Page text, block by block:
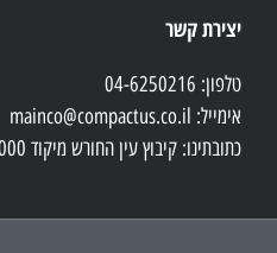
יצירת קשר
טלפון: 04-6250216
אימייל: mainco@compactus.co.il
כתובתינו: קיבוץ עין החורש מיקוד 3898000